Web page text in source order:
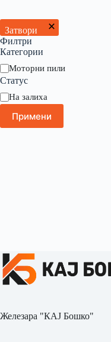
Затвори
Филтри
Категории
Моторни пили
Статус
На залиха
Примени
Железара "КАЈ Бошко"